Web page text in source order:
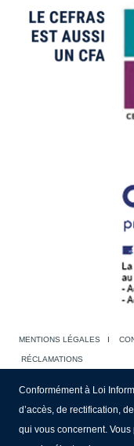
MENTIONS LÉGALES I
RÉCLAMATIONS
Conformément à Loi
d’accès, de rectification,
qui vous concernent.